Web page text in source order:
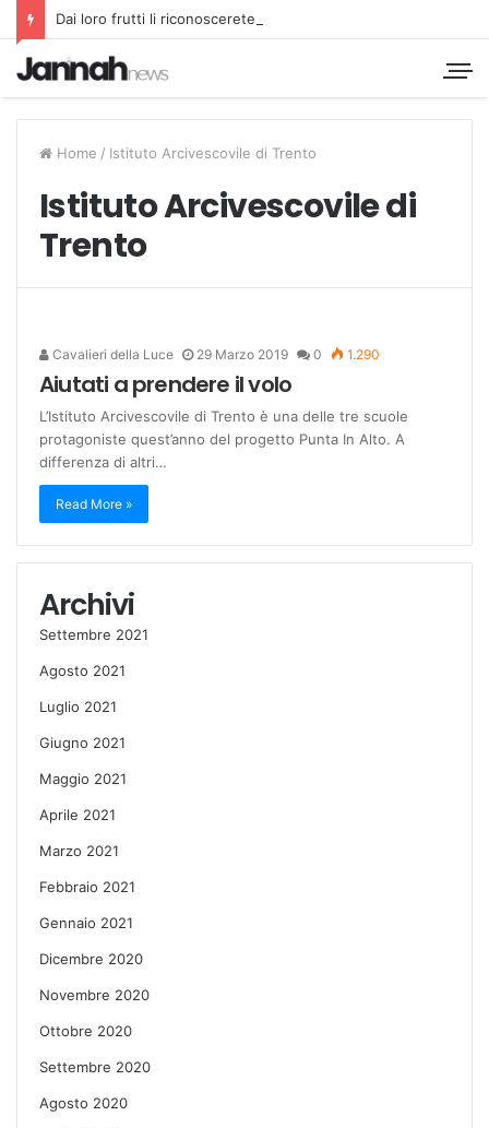
Dai loro frutti li riconoscerete
Home / Istituto Arcivescovile di Trento
Istituto Arcivescovile di
Trento
Cavalieri della Luce 29 Marzo 2019 0 1.290
Aiutati a prendere il volo
L’Istituto Arcivescovile di Trento è una delle tre scuole
protagoniste quest’anno del progetto Punta In Alto. A
differenza di altri…
Read More »
Archivi
Settembre 2021
Agosto 2021
Luglio 2021
Giugno 2021
Maggio 2021
Aprile 2021
Marzo 2021
Febbraio 2021
Gennaio 2021
Dicembre 2020
Novembre 2020
Ottobre 2020
Settembre 2020
Agosto 2020